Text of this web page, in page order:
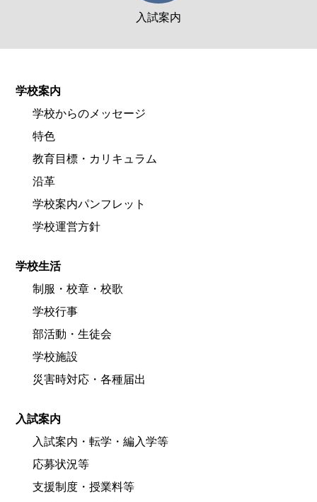
入試案内
学校案内
学校からのメッセージ
特色
教育目標・カリキュラム
沿革
学校案内パンフレット
学校運営方針
学校生活
制服・校章・校歌
学校行事
部活動・生徒会
学校施設
災害時対応・各種届出
入試案内
入試案内・転学・編入学等
応募状況等
支援制度・授業料等